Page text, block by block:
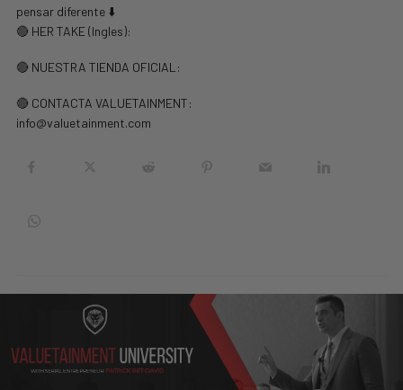
pensar diferente ⬇️
🔴 HER TAKE (Ingles):
🔴 NUESTRA TIENDA OFICIAL:
🔴 CONTACTA VALUETAINMENT:
info@valuetainment.com